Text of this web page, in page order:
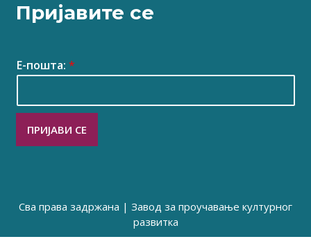
Пријавите се
Е-пошта: *
ПРИЈАВИ СЕ
Сва права задржана | Завод за проучавање културног
развитка